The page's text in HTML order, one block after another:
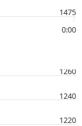
0:00
1475
1220
1240
1260